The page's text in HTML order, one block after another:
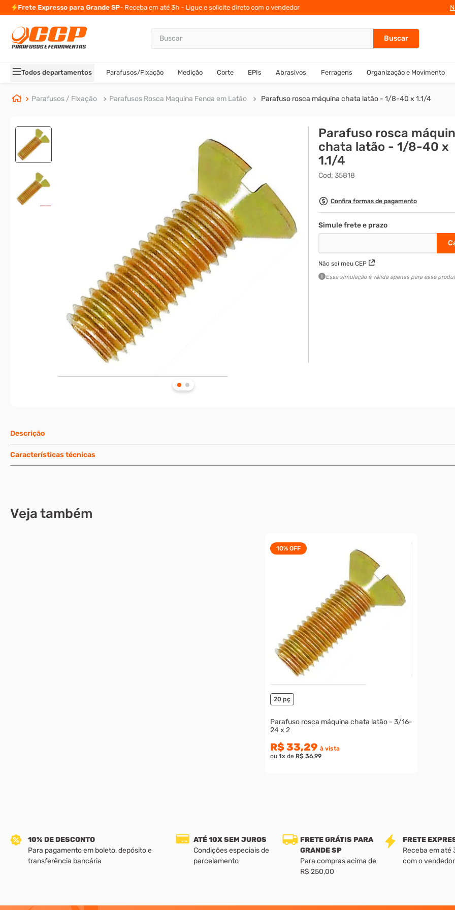
Frete Expresso para Grande SP- Receba em até 3h - Ligue e solicite direto com o vendedor
Buscar
Todos departamentos Parafusos/Fixação Medição Corte EPIs Abrasivos Ferragens Organização e Movimento
Parafusos / Fixação Parafusos Rosca Maquina Fenda em Latão Parafuso rosca máquina chata latão - 1/8-40 x 1.1/4
Parafuso rosca
chata latão - 1/8-40 x
1.1/4
Cod:35818
Confira formas de pagamento
Não sei meu CEP
Essa simulação é válida apenas para esse
Descrição
Características técnicas
Veja também
10% OFF
20 pç
Parafuso rosca máquina chata latão - 3/16-
24 x 2
R$ 33,29 à vista
ou 1x de R$ 36,99
10% DE DESCONTO
Para pagamento em boleto, depósito e
transferência bancária
ATÉ 10X SEM JUROS
Condições especiais de
parcelamento
FRETE GRÁTIS PARA
GRANDE SP
Para compras acima de
R$ 250,00
FRETE
Receba em até
com o vendedor
TERMOS MAIS BUSCADOS
2º
porca
3º
arruela
º
cupilha
parafuso allen 5
º
sextavado
rodizio
presto